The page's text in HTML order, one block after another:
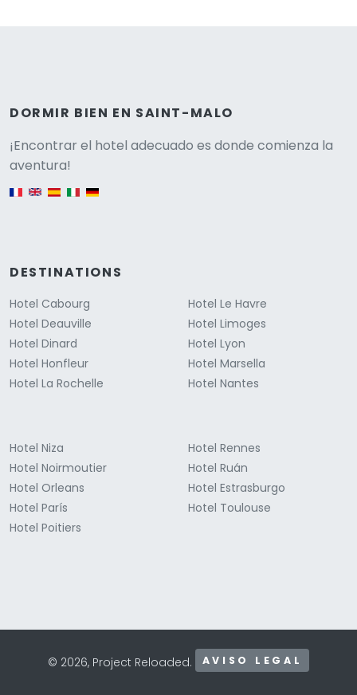
DORMIR BIEN EN SAINT-MALO
¡Encontrar el hotel adecuado es donde comienza la
aventura!
DESTINATIONS
Hotel Cabourg
Hotel Deauville
Hotel Dinard
Hotel Honfleur
Hotel La Rochelle
Hotel Le Havre
Hotel Limoges
Hotel Lyon
Hotel Marsella
Hotel Nantes
Hotel Niza
Hotel Noirmoutier
Hotel Orleans
Hotel París
Hotel Poitiers
Hotel Rennes
Hotel Ruán
Hotel Estrasburgo
Hotel Toulouse
© 2026, Project Reloaded. AVISO LEGAL